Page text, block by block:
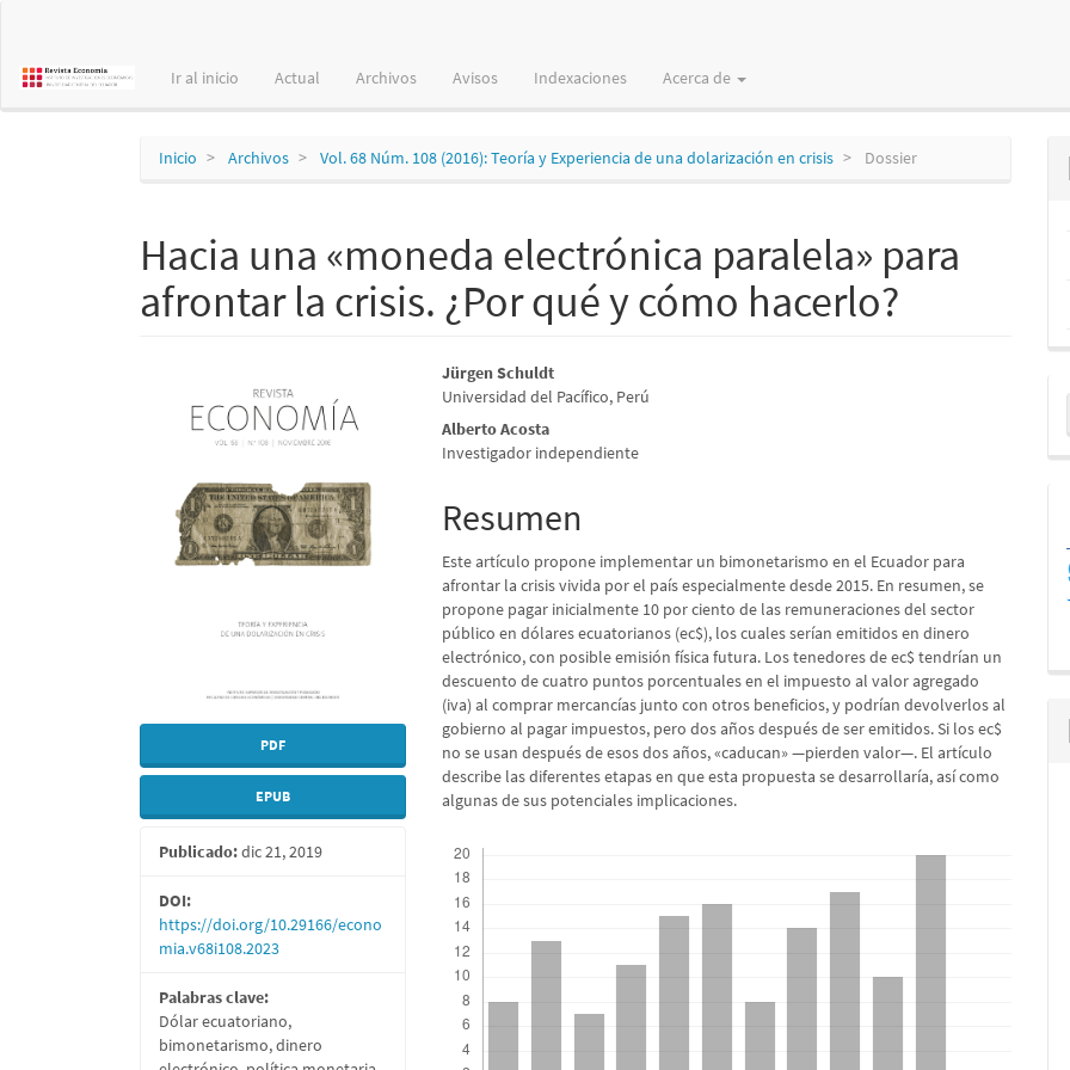
principal
Ir al inicio Actual Archivos Avisos Indexaciones Acerca de
Inicio Archivos Vol. 68 Núm. 108 (2016): Teoría y Experiencia de una dolarización en crisis Dossier
Hacia una «moneda electrónica paralela» para
afrontar la crisis. ¿Por qué y cómo hacerlo?
lateral
artículo
PDF
EPUB
Publicado:dic 21, 2019
DOI:
https://doi.org/10.29166/econo
mia.v68i108.2023
Palabras clave:
Dólar ecuatoriano,
bimonetarismo, dinero
Contenido
principal
del
artículo
Jürgen Schuldt
Universidad del Pacífico, Perú
Alberto Acosta
Investigador independiente
Resumen
Este artículo propone implementar un bimonetarismo en el Ecuador para
afrontar la crisis vivida por el país especialmente desde 2015. En resumen, se
propone pagar inicialmente 10 por ciento de las remuneraciones del sector
público en dólares ecuatorianos (ec$), los cuales serían emitidos en dinero
electrónico, con posible emisión física futura. Los tenedores de ec$ tendrían un
descuento de cuatro puntos porcentuales en el impuesto al valor agregado
(iva) al comprar mercancías junto con otros beneficios, y podrían devolverlos al
gobierno al pagar impuestos, pero dos años después de ser emitidos. Si los ec$
no se usan después de esos dos años, «caducan» —pierden valor—. El artículo
describe las diferentes etapas en que esta propuesta se desarrollaría, así como
algunas de sus potenciales implicaciones.